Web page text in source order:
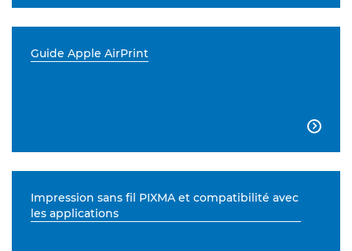
Guide Apple AirPrint

Impression sans fil PIXMA et compatibilité avec
les applications